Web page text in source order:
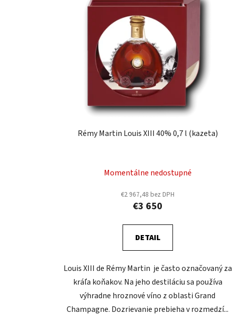
Rémy Martin Louis XIII 40% 0,7 l (kazeta)
Momentálne nedostupné
€2 967,48 bez DPH
€3 650
DETAIL
Louis XIII de Rémy Martin je často označovaný za
kráľa koňakov. Na jeho destiláciu sa používa
výhradne hroznové víno z oblasti Grand
Champagne. Dozrievanie prebieha v rozmedzí...